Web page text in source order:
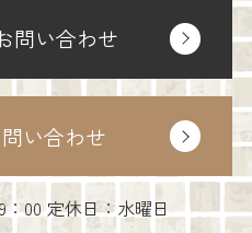
問い合わせ
い合わせ
00 定休日：水曜日